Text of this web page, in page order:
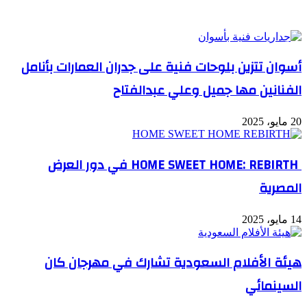
أسوان تتزين بلوحات فنية على جدران العمارات بأنامل
الفنانين مها جميل وعلي عبدالفتاح
20 مايو، 2025
HOME SWEET HOME: REBIRTH في دور العرض
المصرية
14 مايو، 2025
هيئة الأفلام السعودية تشارك في مهرجان كان
السينمائي